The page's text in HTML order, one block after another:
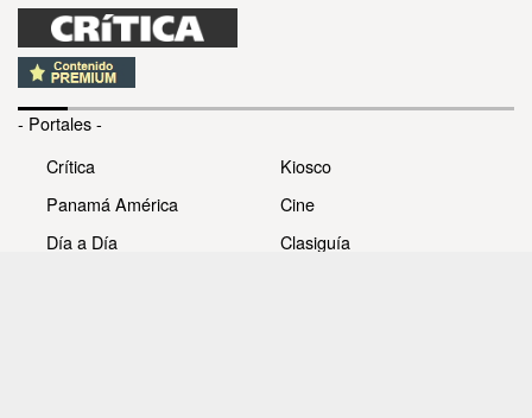
- Portales -
Crítica
Panamá América
Día a Día
Kiosco
Cine
Clasiguía